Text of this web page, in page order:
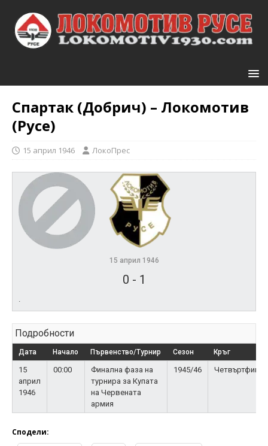
Спартак (Добрич) – Локомотив
(Русе)
15 април 1946 ЛокоПрес
15 април 1946
0 - 1
Подробности
Дата Начало Първенство/Турнир Сезон Кръг
15
април
1946
00:00
Финална фаза на
турнира за Купата
на Червената
армия
1945/46 Четвъртфинал
Сподели: